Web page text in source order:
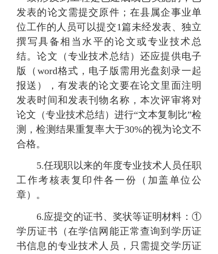
发表的论文需提交原件；在县属企事业单
位工作的人员可以提交1篇未经发表、独立
撰写具备相当水平的论文或专业技术总
结。论文（专业技术总结）还应提供电子
版（word格式，电子版需用光盘刻录一起
报送），有发表的论文要在论文里面注明
发表时间和发表刊物名称，本次评审将对
论文（专业技术总结）进行“文本复制比”检
测，检测结果重复率大于30%的视为论文不
合格。
5.任现职以来的年度专业技术人员任职
工作考核表复印件各一份（加盖单位公
章）。
6.应提交的证书、奖状等证明材料：①
学历证书（在学信网能正常查询到学历证
书信息的专业技术人员，只需提交学历证